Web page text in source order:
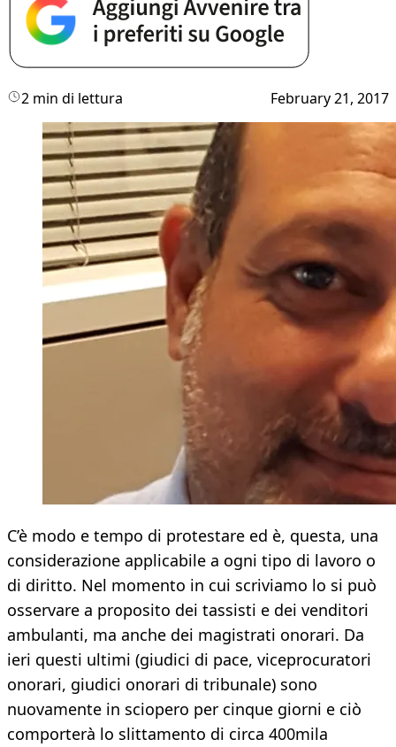
2 min di lettura February 21, 2017
C’è modo e tempo di protestare ed è, questa, una
considerazione applicabile a ogni tipo di lavoro o
di diritto. Nel momento in cui scriviamo lo si può
osservare a proposito dei tassisti e dei venditori
ambulanti, ma anche dei magistrati onorari. Da
ieri questi ultimi (giudici di pace, viceprocuratori
onorari, giudici onorari di tribunale) sono
nuovamente in sciopero per cinque giorni e ciò
comporterà lo slittamento di circa 400mila